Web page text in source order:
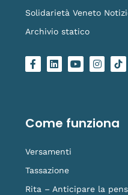
Solidarietà Veneto
Archivio statico
F
a
o
k
L
i
i
n
Y
o
e
I
n
r
a
L
o
i
k
Come funziona
Versamenti
Tassazione
Rita – Anticipare la